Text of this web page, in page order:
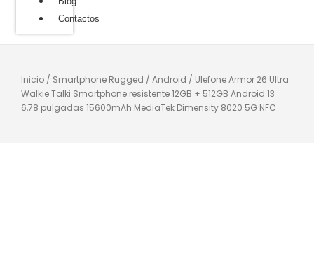
Contactos
Inicio / Smartphone Rugged / Android / Ulefone Armor 26 Ultra
Walkie Talki Smartphone resistente 12GB + 512GB Android 13
6,78 pulgadas 15600mAh MediaTek Dimensity 8020 5G NFC